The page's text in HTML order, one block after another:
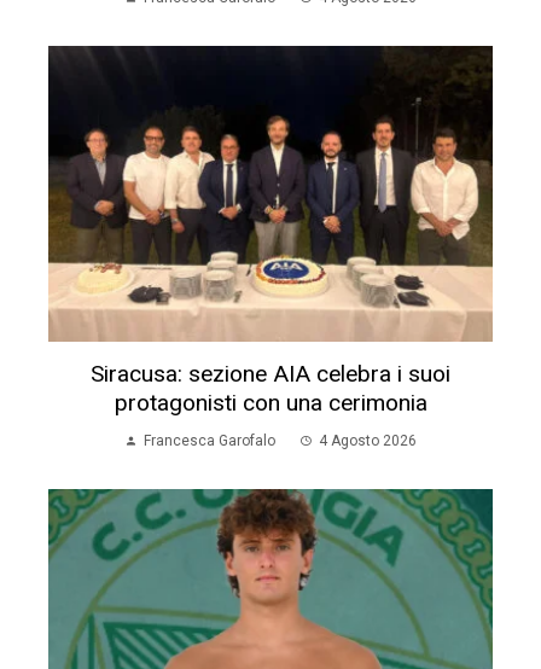
Siracusa: sezione AIA celebra i suoi
protagonisti con una cerimonia
Francesca Garofalo 4 Agosto 2026